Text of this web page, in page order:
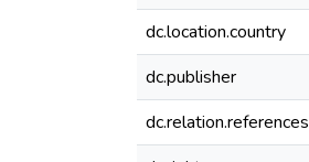
dc.location.country
dc.publisher
dc.relation.references